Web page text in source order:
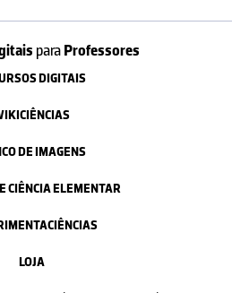
paraProfessores
DIGITAIS
DE IMAGENS
CIÊNCIA ELEMENTAR
LOJA